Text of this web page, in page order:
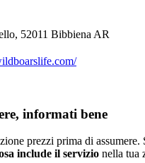
52011 Bibbiena AR
informati bene
prezzi prima di assumere.
include il servizio nella tua